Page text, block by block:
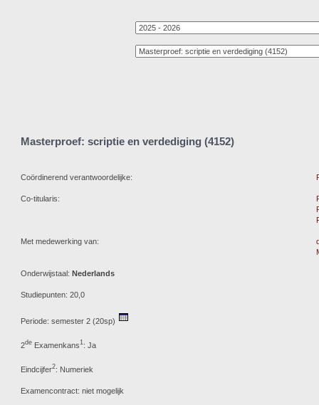
Masterproef: scriptie en verdediging (4152)
Coördinerend verantwoordelijke:
Co-titularis:
Met medewerking van:
Onderwijstaal: Nederlands
Studiepunten: 20,0
Periode: semester 2 (20sp)
2de Examenkans1: Ja
Eindcijfer2: Numeriek
Examencontract: niet mogelijk